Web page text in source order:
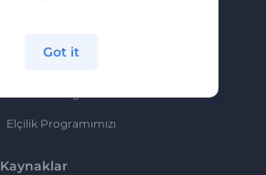
Elçilik Programımızı
Kaynaklar
Got it